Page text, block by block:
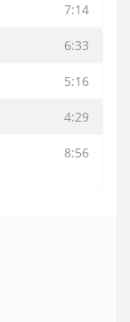
7:14
6:33
5:16
4:29
8:56